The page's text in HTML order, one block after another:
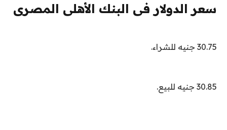
سعر الدولار فى البنك الأهلى المصرى
30.75 جنيه للشراء.
30.85 جنيه للبيع.